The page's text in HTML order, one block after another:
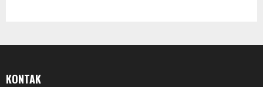
KONTAK